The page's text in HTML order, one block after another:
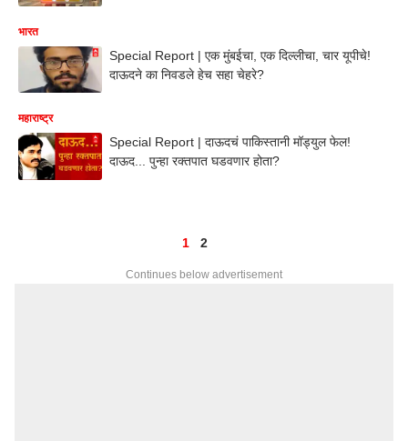
भारत
Special Report | एक मुंबईचा, एक दिल्लीचा, चार यूपीचे!
दाऊदने का निवडले हेच सहा चेहरे?
महाराष्ट्र
Special Report | दाऊदचं पाकिस्तानी मॉड्युल फेल!
दाऊद... पुन्हा रक्तपात घडवणार होता?
1 2
Continues below advertisement